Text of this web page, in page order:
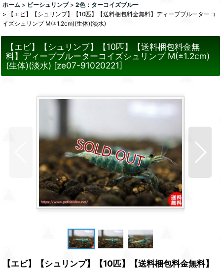
ホーム > ビーシュリンプ > 2色：ターコイズブルー
>
【エビ】【シュリンプ】【10匹】【送料梱包料金無料】ディープブルーターコ
イズシュリンプ M(±1.2cm)(生体)(淡水)
【エビ】【シュリンプ】【10匹】【送料梱包料金無
料】ディープブルーターコイズシュリンプ M(±1.2cm)
(生体)(淡水) [ze07-91020221]
【エビ】【シュリンプ】【10匹】【送料梱包料金無料】